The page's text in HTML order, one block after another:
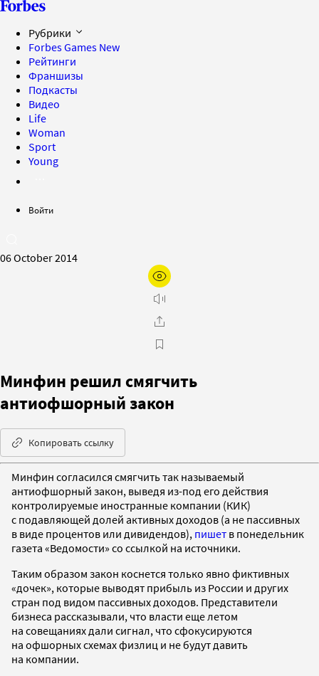
Рубрики
Forbes Games New
Рейтинги
Франшизы
Подкасты
Видео
Life
Woman
Sport
Young
Войти
06 October 2014
Минфин решил смягчить
антиофшорный закон
Копировать ссылку
Минфин согласился смягчить так называемый
антиофшорный закон, выведя из-под его действия
контролируемые иностранные компании (КИК)
с подавляющей долей активных доходов (а не пассивных
в виде процентов или дивидендов), пишет в понедельник
газета «Ведомости» со ссылкой на источники.
Таким образом закон коснется только явно фиктивных
«дочек», которые выводят прибыль из России и других
стран под видом пассивных доходов. Представители
бизнеса рассказывали, что власти еще летом
на совещаниях дали сигнал, что сфокусируются
на офшорных схемах физлиц и не будут давить
на компании.